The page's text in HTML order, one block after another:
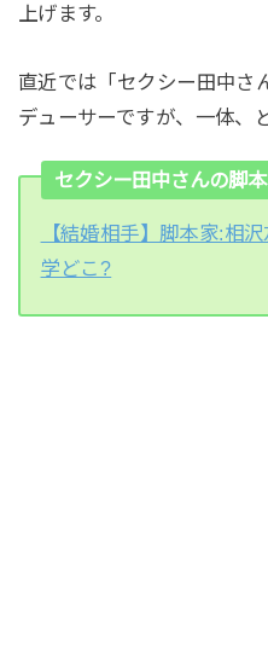
上げます。
直近では「セクシー田中さ
デューサーですが、一体、
セクシー田中さんの脚
【結婚相手】脚本家:相
学どこ?